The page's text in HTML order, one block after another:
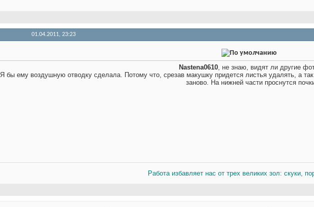
01.04.2011, 23:23
Nastena0610 , не знаю, видят ли другие
Я бы ему воздушную отводку сделала. Потому что, срезав макушку придется листья удалять, а
заново. На нижней части проснутся
Работа избавляет нас от трех великих зол: скуки,